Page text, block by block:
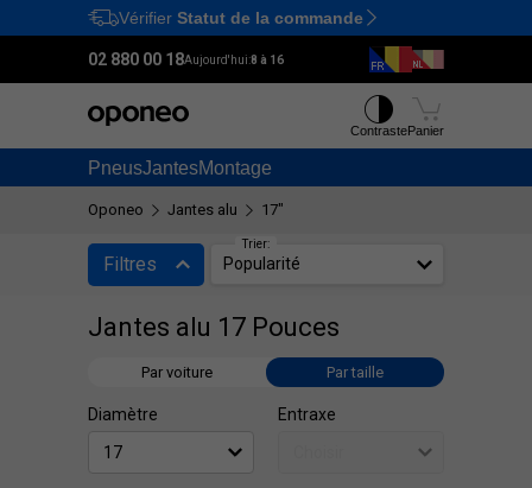
Ctrl M
Vérifier Statut de la commande
02 880 00 18Aujourd'hui:8 à 16
PneusJantesMontage
ContrastePanier
Oponeo Jantes alu 17"
Filtres
Jantes alu 17 Pouces
Par voiture Par taille
Diamètre Entraxe
Trier:
Popularité